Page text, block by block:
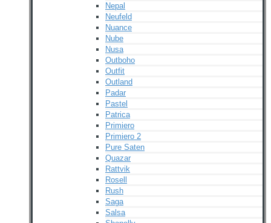
Nepal
Neufeld
Nuance
Nube
Nusa
Outboho
Outfit
Outland
Padar
Pastel
Patrica
Primiero
Primiero 2
Pure Saten
Quazar
Rattvik
Rosell
Rush
Saga
Salsa